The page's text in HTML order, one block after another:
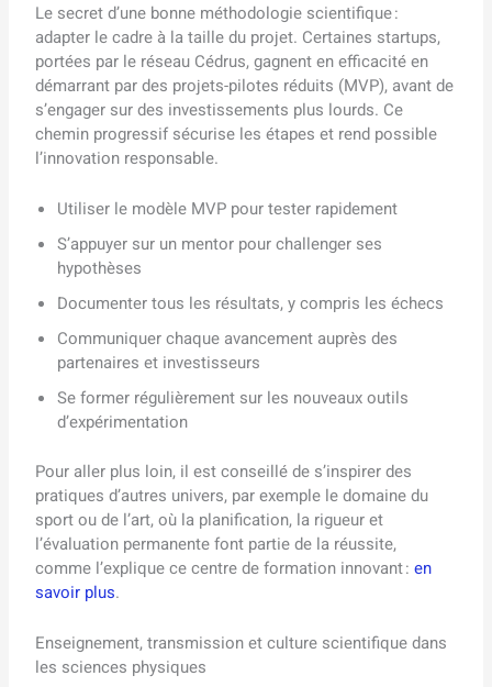
Le secret d’une bonne méthodologie scientifique :
adapter le cadre à la taille du projet. Certaines startups,
portées par le réseau Cédrus, gagnent en efficacité en
démarrant par des projets-pilotes réduits (MVP), avant de
s’engager sur des investissements plus lourds. Ce
chemin progressif sécurise les étapes et rend possible
l’innovation responsable.
Utiliser le modèle MVP pour tester rapidement
S’appuyer sur un mentor pour challenger ses
hypothèses
Documenter tous les résultats, y compris les échecs
Communiquer chaque avancement auprès des
partenaires et investisseurs
Se former régulièrement sur les nouveaux outils
d’expérimentation
Pour aller plus loin, il est conseillé de s’inspirer des
pratiques d’autres univers, par exemple le domaine du
sport ou de l’art, où la planification, la rigueur et
l’évaluation permanente font partie de la réussite,
comme l’explique ce centre de formation innovant :en
savoir plus.
Enseignement, transmission et culture scientifique dans
les sciences physiques